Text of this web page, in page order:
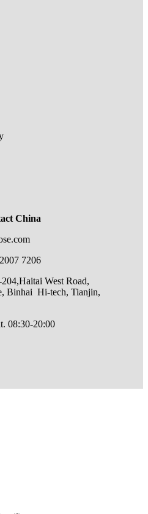
China
7206
West Road,
Binhai Hi-tech, Tianjin,
08:30-20:00